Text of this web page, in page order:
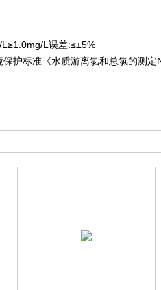
L误差:≤±5%
护标准《水质游离氯和总氯的测